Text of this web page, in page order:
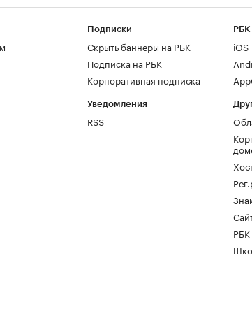
Подписки
Скрыть баннеры на РБК
Подписка на РБК
Корпоративная подписка
Уведомления
RSS
РБК
iOS